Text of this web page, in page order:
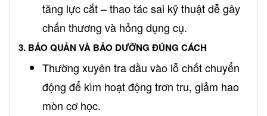
tăng lực cắt – thao tác sai kỹ thuật dễ gây
chấn thương và hỏng dụng cụ.
3. BẢO QUẢN VÀ BẢO DƯỠNG ĐÚNG CÁCH
Thường xuyên tra dầu vào lỗ chốt chuyển
động để kìm hoạt động trơn tru, giảm hao
mòn cơ học.